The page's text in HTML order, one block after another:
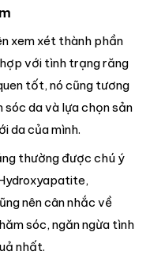
xem xét thành phần
với tình trạng răng
tốt, nó cũng tương
sóc da và lựa chọn sản
da của mình.
thường được chú ý
nên cân nhắc về
sóc, ngăn ngừa tình
nhất.